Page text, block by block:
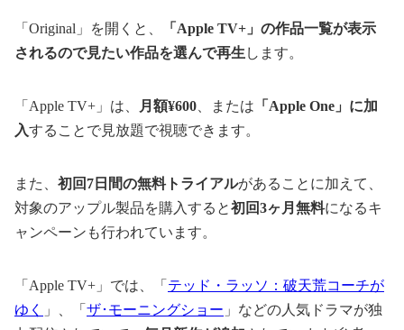
「Original」を開くと、
「Apple TV+」の作品一覧が表示
されるので見たい作品を選んで再生 します。
「Apple TV+」は、 月額¥600 、または 「Apple One」に加
入することで見放題で視聴できます。
また、 初回7日間の無料トライアルがあることに加えて、
対象のアップル製品を購入すると初回3ヶ月無料になるキ
ャンペーンも行われています。
「Apple TV+」では、「 テッド・ラッソ：破天荒コーチが
ゆく
」、「 ザ･モーニングショー 」などの人気ドラマが独